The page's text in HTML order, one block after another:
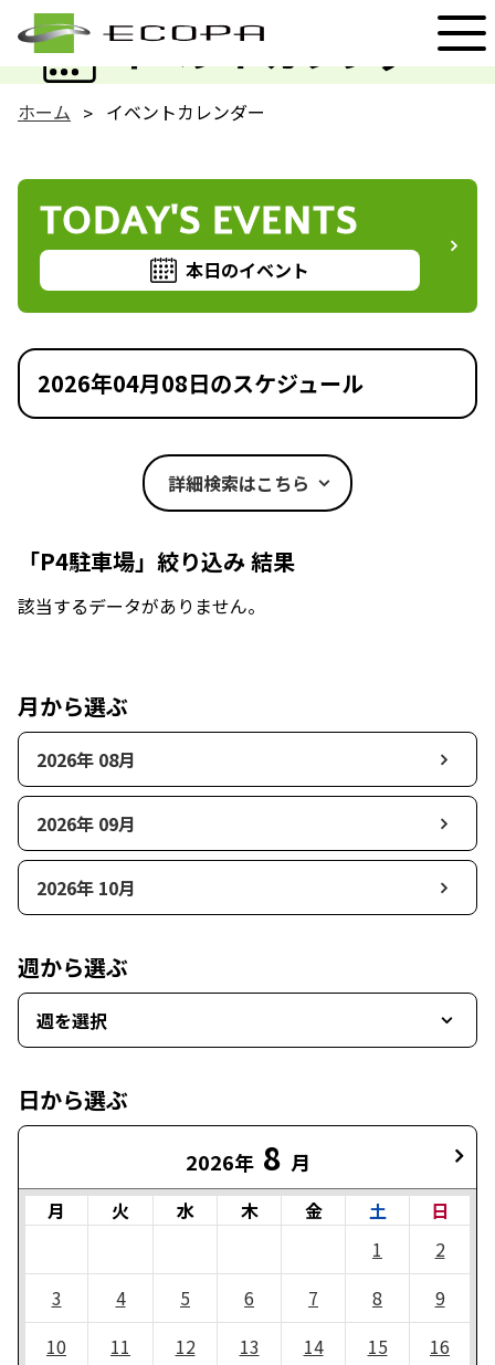
イベントカレンダー
EVENT
ホーム イベントカレンダー
TODAY'S EVENTS
本日のイベント
2026年04月08日のスケジュール
詳細検索はこちら
「P4駐車場」絞り込み 結果
該当するデータがありません。
月から選ぶ
2026年 08月
2026年 09月
2026年 10月
週から選ぶ
週を選択
日から選ぶ
2026年 8 月
月 火 水 木 金 土
日
1
2
3
4 5 6 7 8
9
10
11 12 13 14 15
16